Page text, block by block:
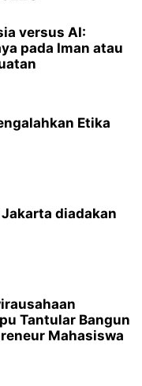
versus AI:
pada Iman atau
Etika
Jakarta diadakan
Tantular Bangun
Mahasiswa